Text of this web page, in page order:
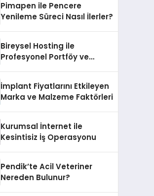
Pimapen ile Pencere
Yenileme Süreci Nasıl İlerler?
Bireysel Hosting ile
Profesyonel Portföy ve
İmplant Fiyatlarını Etkileyen
Marka ve Malzeme Faktörleri
Kurumsal İnternet ile
Kesintisiz İş Operasyonu
Pendik’te Acil Veteriner
Nereden Bulunur?